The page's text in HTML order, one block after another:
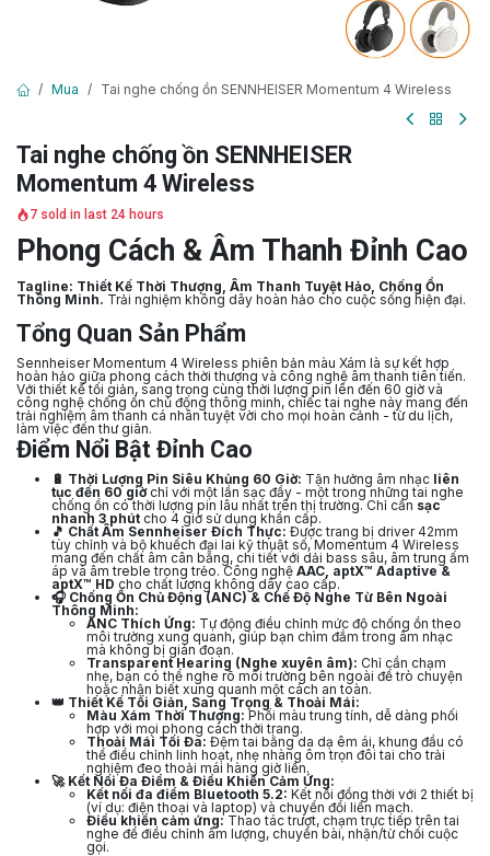
Mua Tai nghe chống ồn SENNHEISER Momentum 4 Wireless
Tai nghe chống ồn SENNHEISER
Momentum 4 Wireless
7 sold in last 24 hours
Phong Cách & Âm Thanh Đỉnh Cao
Tagline: Thiết Kế Thời Thượng, Âm Thanh Tuyệt Hảo, Chống Ồn
Thông Minh. Trải nghiệm không dây hoàn hảo cho cuộc sống hiện đại.
Tổng Quan Sản Phẩm
Sennheiser Momentum 4 Wireless phiên bản màu Xám là sự kết hợp
hoàn hảo giữa phong cách thời thượng và công nghệ âm thanh tiên tiến.
Với thiết kế tối giản, sang trọng cùng thời lượng pin lên đến 60 giờ và
công nghệ chống ồn chủ động thông minh, chiếc tai nghe này mang đến
trải nghiệm âm thanh cá nhân tuyệt vời cho mọi hoàn cảnh - từ du lịch,
làm việc đến thư giãn.
Điểm Nổi Bật Đỉnh Cao
🔋 Thời Lượng Pin Siêu Khủng 60 Giờ: Tận hưởng âm nhạc liên
tục đến 60 giờchỉ với một lần sạc đầy - một trong những tai nghe
chống ồn có thời lượng pin lâu nhất trên thị trường. Chỉ cần sạc
nhanh 3 phút cho 4 giờ sử dụng khẩn cấp.
🎵 Chất Âm Sennheiser Đích Thực: Được trang bị driver 42mm
tùy chỉnh và bộ khuếch đại lai kỹ thuật số, Momentum 4 Wireless
mang đến chất âm cân bằng, chi tiết với dải bass sâu, âm trung ấm
áp và âm treble trong trẻo. Công nghệ AAC, aptX™ Adaptive &
aptX™ HD cho chất lượng không dây cao cấp.
🎧 Chống Ồn Chủ Động (ANC) & Chế Độ Nghe Từ Bên Ngoài
Thông Minh:
ANC Thích Ứng: Tự động điều chỉnh mức độ chống ồn theo
môi trường xung quanh, giúp bạn chìm đắm trong âm nhạc
mà không bị gián đoạn.
Transparent Hearing (Nghe xuyên âm): Chỉ cần chạm
nhẹ, bạn có thể nghe rõ môi trường bên ngoài để trò chuyện
hoặc nhận biết xung quanh một cách an toàn.
👑 Thiết Kế Tối Giản, Sang Trọng & Thoải Mái:
Màu Xám Thời Thượng: Phối màu trung tính, dễ dàng phối
hợp với mọi phong cách thời trang.
Thoải Mái Tối Đa: Đệm tai bằng da dạ êm ái, khung đầu có
thể điều chỉnh linh hoạt, nhẹ nhàng ôm trọn đôi tai cho trải
nghiệm đeo thoải mái hàng giờ liền.
🚀 Kết Nối Đa Điểm & Điều Khiển Cảm Ứng:
Kết nối đa điểm Bluetooth 5.2: Kết nối đồng thời với 2 thiết bị
(ví dụ: điện thoại và laptop) và chuyển đổi liền mạch.
Điều khiển cảm ứng: Thao tác trượt, chạm trực tiếp trên tai
nghe để điều chỉnh âm lượng, chuyển bài, nhận/từ chối cuộc
gọi.